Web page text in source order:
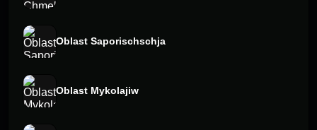
Oblast Saporischschja
Oblast Mykolajiw